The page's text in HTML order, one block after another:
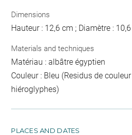
Dimensions
Hauteur : 12,6 cm ; Diamètre :
Materials and techniques
Matériau : albâtre égyptien
Couleur : Bleu (Residus de
hiéroglyphes)
PLACES AND DATES